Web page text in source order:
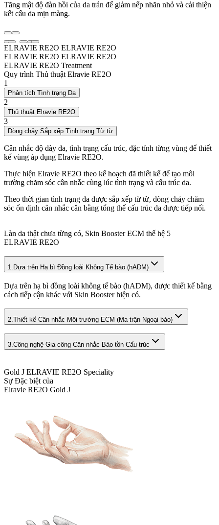
Tăng mật độ đàn hồi của da trán để giảm nếp nhăn nhỏ và cải thiện
kết cấu da mịn màng.
ELRAVIE RE2O ELRAVIE RE2O
ELRAVIE RE2O ELRAVIE RE2O
ELRAVIE RE2O Treatment
Quy trình Thủ thuật Elravie RE2O
1
Phân tích Tình trạng Da
2
Thủ thuật Elravie RE2O
3
Dòng chảy Sắp xếp Tình trạng Từ từ
Cân nhắc độ dày da, tình trạng cấu trúc, đặc tính từng vùng để thiết
kế vùng áp dụng Elravie RE2O.
Thực hiện Elravie RE2O theo kế hoạch đã thiết kế để tạo môi
trường chăm sóc cân nhắc cùng lúc tình trạng và cấu trúc da.
Theo thời gian tình trạng da được sắp xếp từ từ, dòng chảy chăm
sóc ổn định cân nhắc cân bằng tổng thể cấu trúc da được tiếp nối.
Làn da thật chưa từng có, Skin Booster ECM thế hệ 5
ELRAVIE RE2O
1. Dựa trên Hạ bì Đồng loài Không Tế bào (hADM)
Dựa trên hạ bì đồng loài không tế bào (hADM), được thiết kế bằng
cách tiếp cận khác với Skin Booster hiện có.
2. Thiết kế Cân nhắc Môi trường ECM (Ma trận Ngoại bào)
3.Công nghệ Gia công Cân nhắc Bảo tồn Cấu trúc
Gold J ELRAVIE RE2O Speciality
Sự Đặc biệt của
Elravie RE2O Gold J